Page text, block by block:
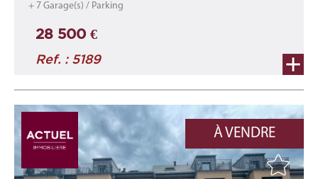
+ 7 Garage(s) / Parking
28 500 €
Ref. : 5189
À VENDRE